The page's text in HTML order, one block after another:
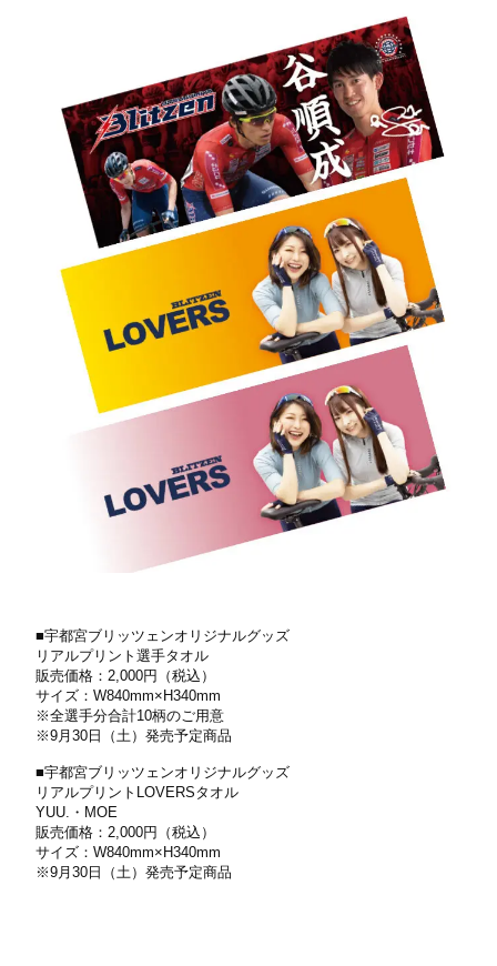
■宇都宮ブリッツェンオリジナルグッズ
リアルプリント選⼿タオル
販売価格：2,000円（税込）
サイズ：W840mm×H340mm
※全選⼿分合計10柄のご⽤意
※9⽉30⽇（⼟）発売予定商品
■宇都宮ブリッツェンオリジナルグッズ
リアルプリントLOVERSタオル
YUU.・MOE
販売価格：2,000円（税込）
サイズ：W840mm×H340mm
※9⽉30⽇（⼟）発売予定商品